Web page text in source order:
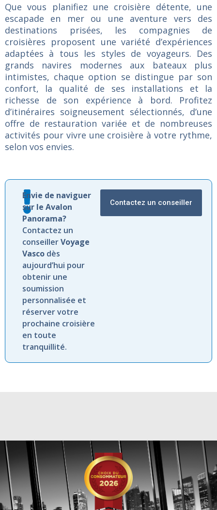
Que vous planifiez une croisière détente, une
escapade en mer ou une aventure vers des
destinations prisées, les compagnies de
croisières proposent une variété d’expériences
adaptées à tous les styles de voyageurs. Des
grands navires modernes aux bateaux plus
intimistes, chaque option se distingue par son
confort, la qualité de ses installations et la
richesse de son expérience à bord. Profitez
d’itinéraires soigneusement sélectionnés, d’une
offre de restauration variée et de nombreuses
activités pour vivre une croisière à votre rythme,
selon vos envies.
Envie de naviguer
sur le Avalon
Panorama?
Contactez un
conseillerVoyage
Vasco dès
aujourd’hui pour
obtenir une
soumission
personnalisée et
réserver votre
prochaine croisière
en toute
tranquillité.
Contactez un conseiller